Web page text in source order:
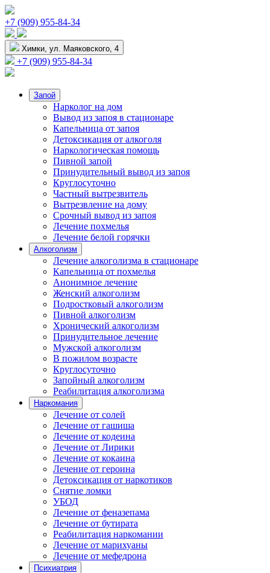
+7 (909) 955-84-34
Химки, ул. Маяковского, 4
+7 (909) 955-84-34
Запой
Нарколог на дом
Вывод из запоя в стационаре
Капельница от запоя
Детоксикация от алкоголя
Наркологическая помощь
Пивной запой
Принудительный вывод из запоя
Круглосуточно
Частный вытрезвитель
Вытрезвление на дому
Срочный вывод из запоя
Лечение похмелья
Лечение белой горячки
Алкоголизм
Лечение алкоголизма в стационаре
Капельница от похмелья
Анонимное лечение
Женский алкоголизм
Подростковый алкоголизм
Пивной алкоголизм
Хронический алкоголизм
Принудительное лечение
Мужской алкоголизм
В пожилом возрасте
Круглосуточно
Запойный алкоголизм
Реабилитация алкоголизма
Наркомания
Лечение от солей
Лечение от гашиша
Лечение от кодеина
Лечение от Лирики
Лечение от кокаина
Лечение от героина
Детоксикация от наркотиков
Снятие ломки
УБОД
Лечение от феназепама
Лечение от бутирата
Реабилитация наркомании
Лечение от марихуаны
Лечение от мефедрона
Психиатрия